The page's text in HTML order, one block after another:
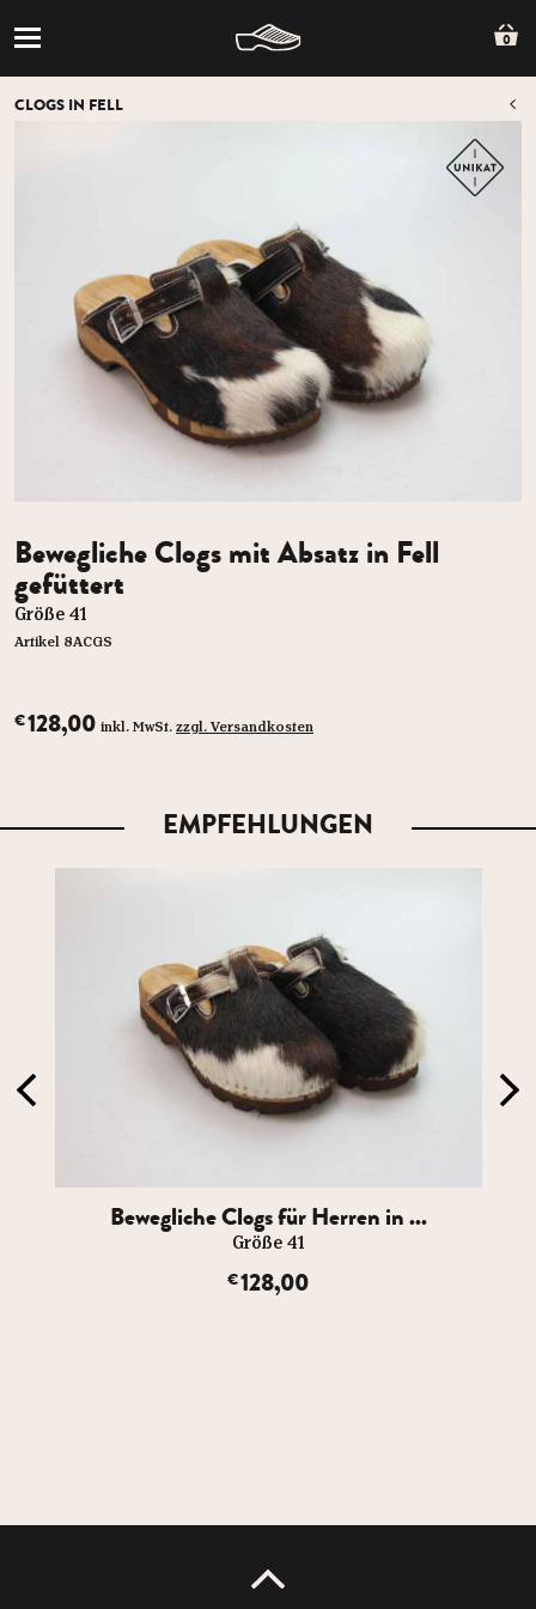
0
CLOGS IN FELL
Bewegliche Clogs mit Absatz in Fell
gefüttert
Größe 41
Artikel 8ACGS
€128,00 inkl. MwSt. zzgl. Versandkosten
EMPFEHLUNGEN
Bewegliche Clogs für Herren in ...
Größe 41
€128,00